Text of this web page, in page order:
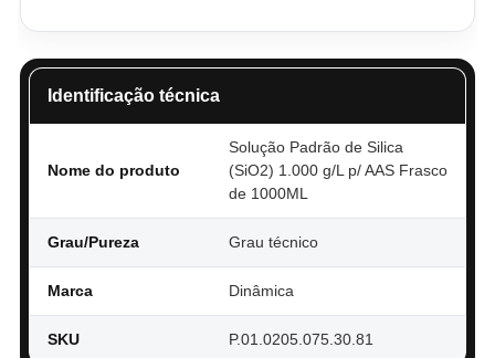
Identificação técnica
Nome do produto
Solução Padrão de Silica
(SiO2) 1.000 g/L p/ AAS Frasco
de 1000ML
Grau/Pureza Grau técnico
Marca Dinâmica
SKU P.01.0205.075.30.81